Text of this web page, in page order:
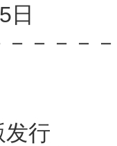
日
－－－－
发行